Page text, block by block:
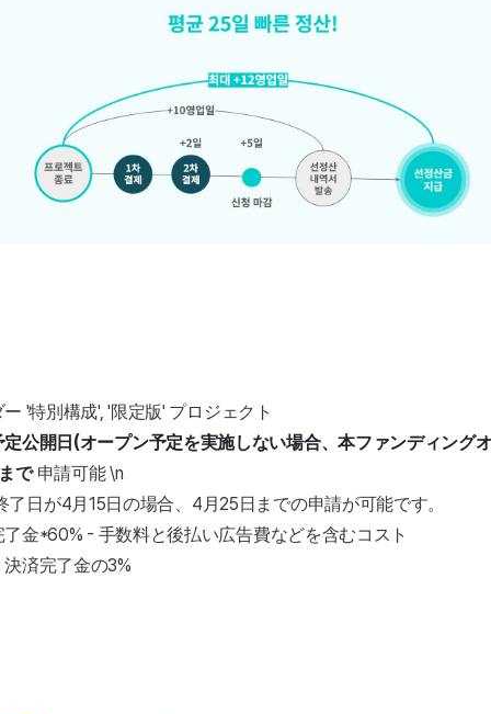
'特別構成', '限定版' プロジェクト
公開日(オープン予定を実施しない場合、本ファンディング
で 申請可能 \n
了日が4月15日の場合、4月25日までの申請が可能です。
了金*60% - 手数料と後払い広告費などを含むコスト
決済完了金の3%